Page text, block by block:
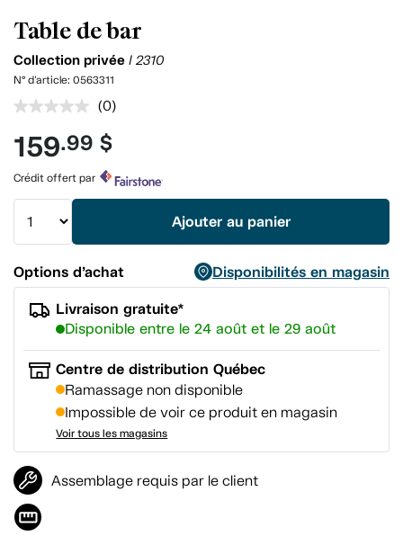
Table de bar
Collection privée I 2310
N° d'article: 0563311
Aucune
pour
ce
produit.
Lien
vers
page.
(0)
159.99 $
Crédit offert par
Ajouter au panier
Options d’achat
Disponibilités en magasin
Livraison gratuite*
Disponible entre le 24 août et le 29 août
Centre de distribution Québec
Ramassage non disponible
Impossible de voir ce produit en magasin
Voir tous les magasins
Assemblage requis par le client